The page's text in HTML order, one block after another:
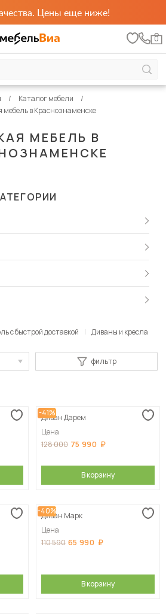
Цены еще ниже!
0
МЕБЕЛЬ В
Каталог мебели
мебель в Краснознаменске
с быстрой доставкой Диваны и кресла
фильтр
-41%
Диван Дарем
Цена
128 000 75 990
В корзину
-40%
Диван Марк
Цена
110 590 65 990
В корзину